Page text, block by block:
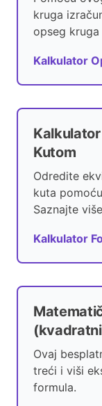
kruga
opseg
Kalkulator
Kutom
Odredite
kuta
Saznajte
Kalkulator
Ovaj
treći i viši
formula.